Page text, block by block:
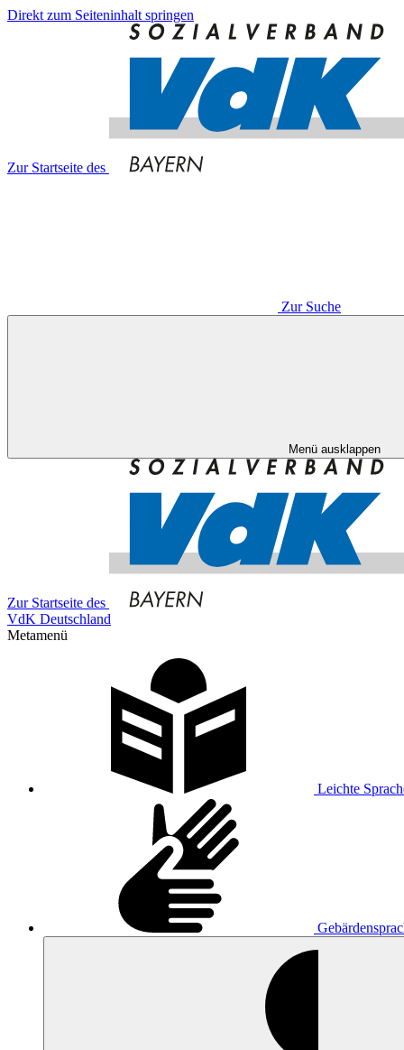
Direkt zum Seiteninhalt springen
Zur Startseite des
Zur Suche
Menü ausklappen
Zur Startseite des
VdK Deutschland
Metamenü
Leichte